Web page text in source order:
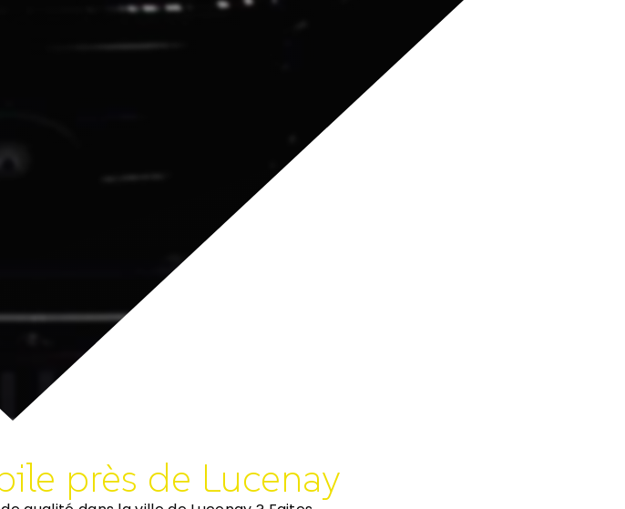
près de Lucenay